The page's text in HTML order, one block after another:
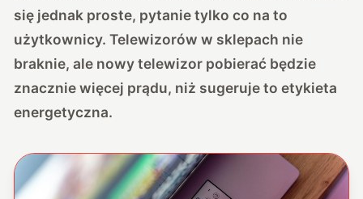
się jednak proste, pytanie tylko co na to
użytkownicy. Telewizorów w sklepach nie
braknie, ale nowy telewizor pobierać będzie
znacznie więcej prądu, niż sugeruje to etykieta
energetyczna.